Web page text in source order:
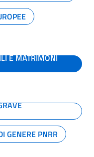
E MATRIMONI
GENERE PNRR